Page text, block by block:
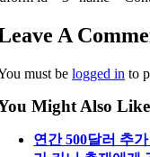
A
must belogged in to
Might Also Like
연간 500달러 추